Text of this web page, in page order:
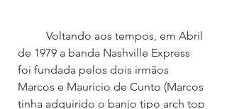
de 1979 a banda Nashville Express
foi fundada pelos dois irmãos
Marcos e Mauricio de Cunto (Marcos
tinha adquirido o banjo tipo arch top